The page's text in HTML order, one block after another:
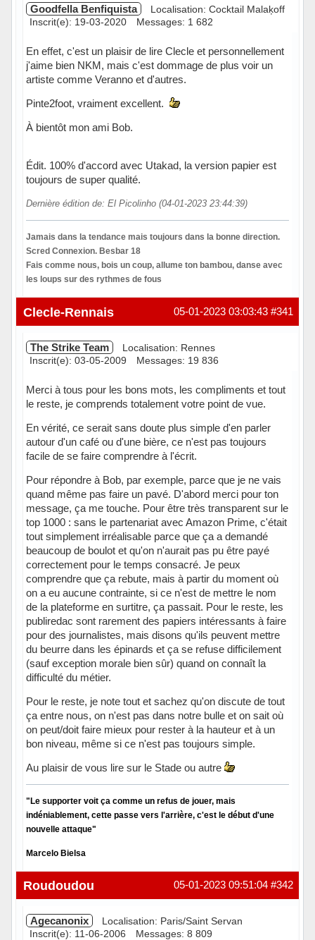
Goodfella Benfiquista
Localisation: Cocktail Malaķoff
Inscrit(e): 19-03-2020
Messages: 1 682
En effet, c'est un plaisir de lire Clecle et personnellement
j'aime bien NKM, mais c'est dommage de plus voir un
artiste comme Veranno et d'autres.
Pinte2foot, vraiment excellent.
À bientôt mon ami Bob.
Édit. 100% d'accord avec Utakad, la version papier est
toujours de super qualité.
Dernière édition de: El Picolinho (04-01-2023 23:44:39)
Jamais dans la tendance mais toujours dans la bonne direction.
Scred Connexion. Besbar 18
Fais comme nous, bois un coup, allume ton bambou, danse avec
les loups sur des rythmes de fous
Hors ligne #341
05-01-2023 03:03:43
Clecle-Rennais
The Strike Team
Localisation: Rennes
Inscrit(e): 03-05-2009
Messages: 19 836
Merci à tous pour les bons mots, les compliments et tout
le reste, je comprends totalement votre point de vue.
En vérité, ce serait sans doute plus simple d'en parler
autour d'un café ou d'une bière, ce n'est pas toujours
facile de se faire comprendre à l'écrit.
Pour répondre à Bob, par exemple, parce que je ne vais
quand même pas faire un pavé. D'abord merci pour ton
message, ça me touche. Pour être très transparent sur le
top 1000 : sans le partenariat avec Amazon Prime, c'était
tout simplement irréalisable parce que ça a demandé
beaucoup de boulot et qu'on n'aurait pas pu être payé
correctement pour le temps consacré. Je peux
comprendre que ça rebute, mais à partir du moment où
on a eu aucune contrainte, si ce n'est de mettre le nom
de la plateforme en surtitre, ça passait. Pour le reste, les
publiredac sont rarement des papiers intéressants à faire
pour des journalistes, mais disons qu'ils peuvent mettre
du beurre dans les épinards et ça se refuse difficilement
(sauf exception morale bien sûr) quand on connaît la
difficulté du métier.
Pour le reste, je note tout et sachez qu'on discute de tout
ça entre nous, on n'est pas dans notre bulle et on sait où
on peut/doit faire mieux pour rester à la hauteur et à un
bon niveau, même si ce n'est pas toujours simple.
Au plaisir de vous lire sur le Stade ou autre
"Le supporter voit ça comme un refus de jouer, mais
indéniablement, cette passe vers l'arrière, c'est le début d'une
nouvelle attaque"
Marcelo Bielsa
Hors ligne #342
05-01-2023 09:51:04
Roudoudou
Agecanonix
Localisation: Paris/Saint Servan
Inscrit(e): 11-06-2006
Messages: 8 809